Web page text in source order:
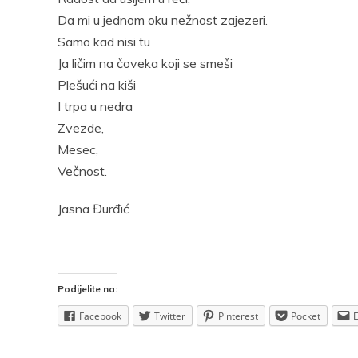
Da mi u jednom oku nežnost zajezeri.
Samo kad nisi tu
Ja ličim na čoveka koji se smeši
Plešući na kiši
I trpa u nedra
Zvezde,
Mesec,
Večnost.
Jasna Đurđić
Podijelite na:
Facebook Twitter Pinterest Pocket